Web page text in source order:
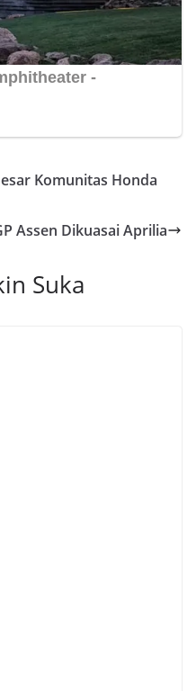
Komunitas Honda
Assen Dikuasai Aprilia
Suka